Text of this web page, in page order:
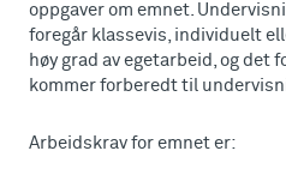
oppgaver om emnet.
foregår klassevis, individuelt
høy grad av egetarbeid, og det
kommer forberedt til
Arbeidskrav for emnet er: